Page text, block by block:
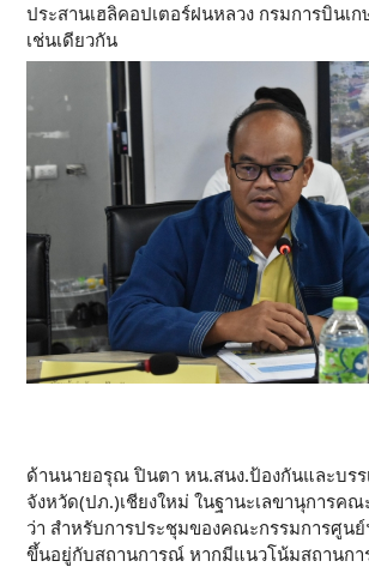
ประสานเฮลิคอปเตอร์ฝนหลวง กรมการบินเ
เช่นเดียวกัน
ด้านนายอรุณ ปินตา หน.สนง.ป้องกันและบร
จังหวัด(ปภ.)เชียงใหม่ ในฐานะเลขานุการคณ
ว่า สำหรับการประชุมของคณะกรรมการศูน
ขึ้นอยู่กับสถานการณ์ หากมีแนวโน้มสถานกา